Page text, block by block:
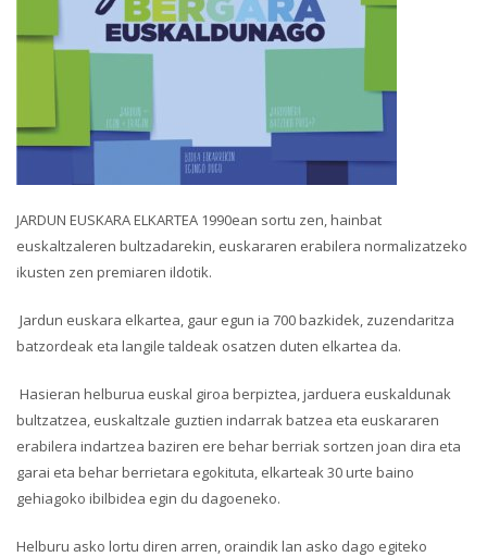
JARDUN EUSKARA ELKARTEA 1990ean sortu zen, hainbat
euskaltzaleren bultzadarekin, euskararen erabilera normalizatzeko
ikusten zen premiaren ildotik.
Jardun euskara elkartea, gaur egun ia 700 bazkidek, zuzendaritza
batzordeak eta langile taldeak osatzen duten elkartea da.
Hasieran helburua euskal giroa berpiztea, jarduera euskaldunak
bultzatzea, euskaltzale guztien indarrak batzea eta euskararen
erabilera indartzea baziren ere behar berriak sortzen joan dira eta
garai eta behar berrietara egokituta, elkarteak 30 urte baino
gehiagoko ibilbidea egin du dagoeneko.
Helburu asko lortu diren arren, oraindik lan asko dago egiteko